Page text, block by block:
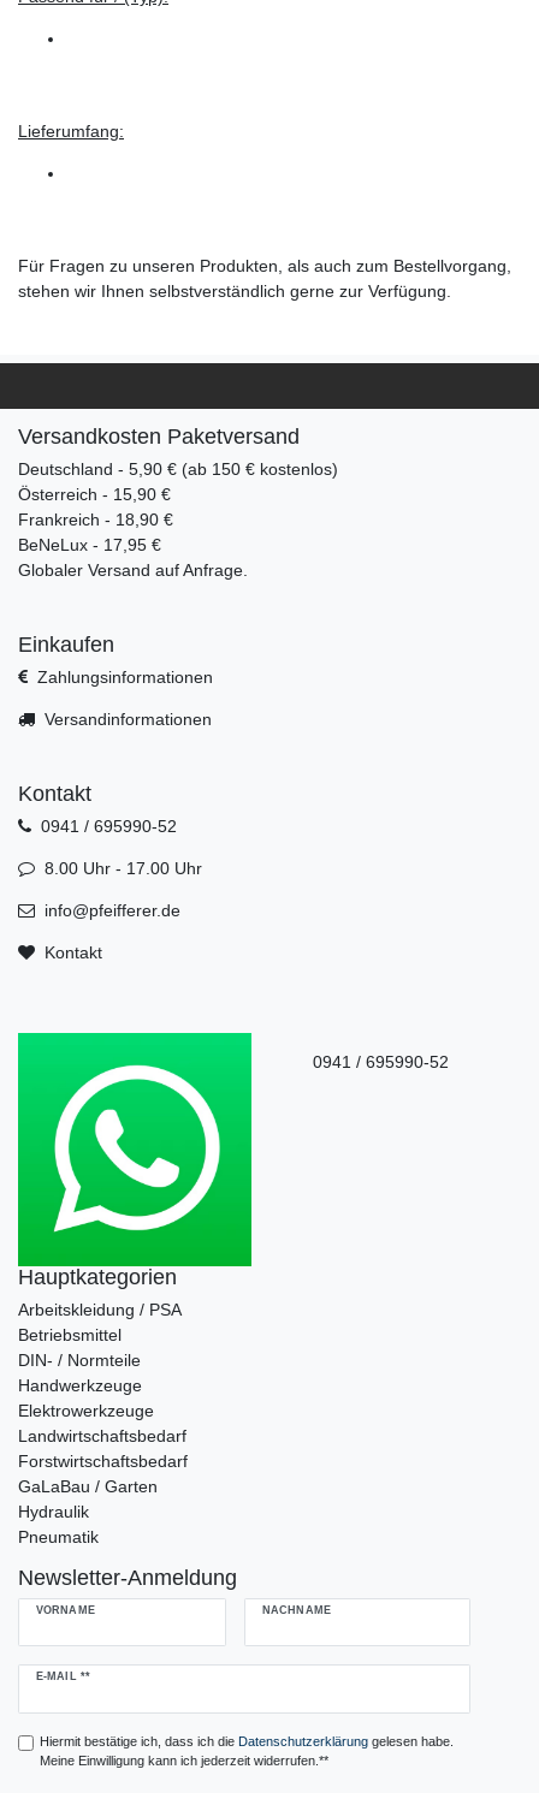
Lieferumfang:
Für Fragen zu unseren Produkten, als auch zum Bestellvorgang,
stehen wir Ihnen selbstverständlich gerne zur Verfügung.
Versandkosten Paketversand
Deutschland - 5,90 € (ab 150 € kostenlos)
Österreich - 15,90 €
Frankreich - 18,90 €
BeNeLux - 17,95 €
Globaler Versand auf Anfrage.
Einkaufen
Zahlungsinformationen
Versandinformationen
Kontakt
0941 / 695990-52
8.00 Uhr - 17.00 Uhr
info@pfeifferer.de
Kontakt
0941 / 695990-52
Hauptkategorien
Arbeitskleidung / PSA
Betriebsmittel
DIN- / Normteile
Handwerkzeuge
Elektrowerkzeuge
Landwirtschaftsbedarf
Forstwirtschaftsbedarf
GaLaBau / Garten
Hydraulik
Pneumatik
Newsletter-Anmeldung
VORNAME NACHNAME
E-MAIL **
Newsletter
Hiermit bestätige ich, dass ich die Daten­schutz­erklärunggelesen habe.
Meine Einwilligung kann ich jederzeit widerrufen.**